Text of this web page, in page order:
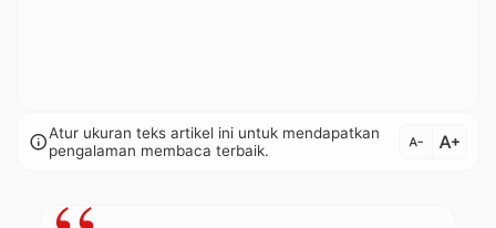
infoAtur ukuran teks artikel ini untuk mendapatkan
pengalaman membaca terbaik.
text_decrease text_increase